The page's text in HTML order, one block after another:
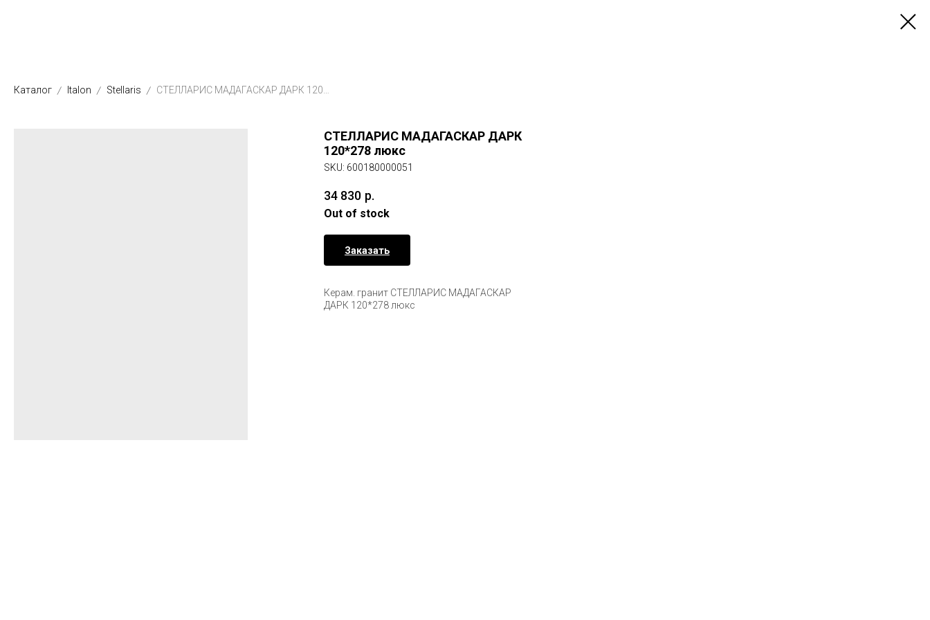
Каталог Italon Stellaris
СТЕЛЛАРИС МАДАГАСКАР ДАРК
120*278 люкс
SKU: 600180000051
34 830 р.
Out of stock
Заказать
Керам. гранит СТЕЛЛАРИС МАДАГАСКАР
ДАРК 120*278 люкс